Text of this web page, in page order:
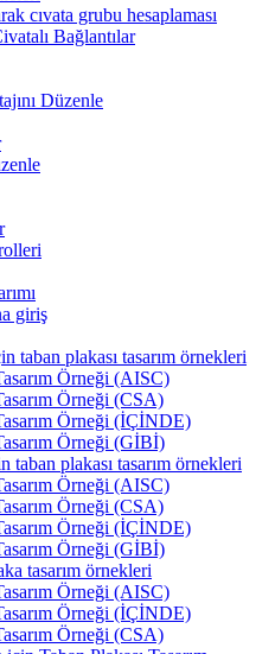
cıvata grubu hesaplaması
Bağlantılar
Düzenle
giriş
taban plakası tasarım örnekleri
Örneği (AISC)
Örneği (CSA)
Örneği (İÇİNDE)
Örneği (GİBİ)
taban plakası tasarım örnekleri
Örneği (AISC)
Örneği (CSA)
Örneği (İÇİNDE)
Örneği (GİBİ)
tasarım örnekleri
Örneği (AISC)
Örneği (İÇİNDE)
Örneği (CSA)